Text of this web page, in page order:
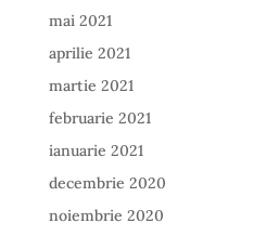
mai 2021
aprilie 2021
martie 2021
februarie 2021
ianuarie 2021
decembrie 2020
noiembrie 2020